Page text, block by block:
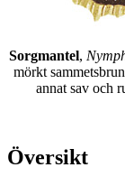
Sorgmantel,
mörkt
annat sav och
Översikt